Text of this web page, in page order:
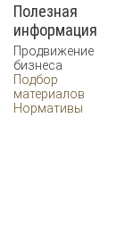
Полезная
информация
Продвижение
бизнеса
Подбор
материалов
Нормативы